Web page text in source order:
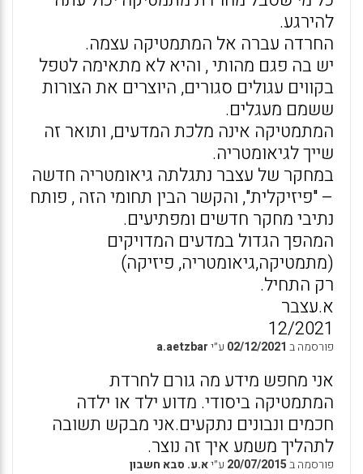
להירגע.
החרדה עברה אל המתמטיקה עצמה.
יש בה פגם מהותי , והיא לא מתאימה לטפל
בקווים עגולים סגורים, היוצרים את הצורות
ששמם מעגלים.
המתמטיקה אינה מלכת המדעים, ותואר זה
שייך לגיאומטריה.
במחקר של עצבר נתגלתה גיאומטריה חדשה
– "פיזיקלית", והקשר הבין תחומי הזה , פותח
נתיבי מחקר חדשים ומפתיעים.
המהפך הגדול במדעים המדויקים
(מתמטיקה,גיאומטריה, פיזיקה)
רק התחיל.
א.עצבר
12/2021
פורסמה ב 02/12/2021 ע״יa.aetzbar
אני מחפש מידע מה גורם לחרדת
המתמטיקה ביסודי. מדוע ילד או ילדה
חכמים ונבונים נתקעים.אני מבקש תשובה
לתהליך משמע איך זה נוצר.
פורסמה ב20/07/2015 ע״יא.ע. סבא חשבון